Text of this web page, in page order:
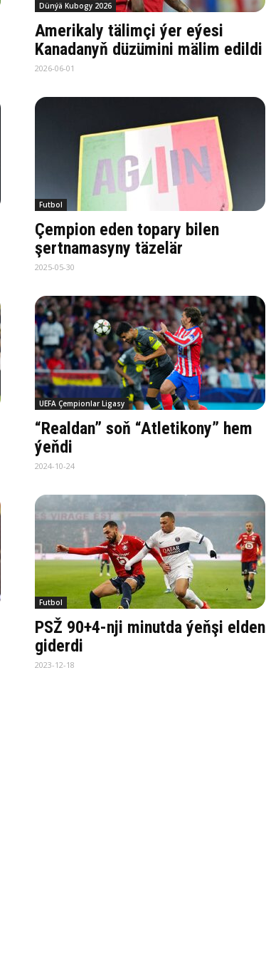
Dünýä Kubogy 2026
Amerikaly tälimçi ýer eýesi
Kanadanyň düzümini mälim edildi
2026-06-01
Futbol
Çempion eden topary bilen
şertnamasyny täzelär
2025-05-30
UEFA Çempionlar Ligasy
“Realdan” soň “Atletikony” hem
ýeňdi
2024-10-24
Futbol
PSŽ 90+4-nji minutda ýeňşi elden
giderdi
2023-12-18